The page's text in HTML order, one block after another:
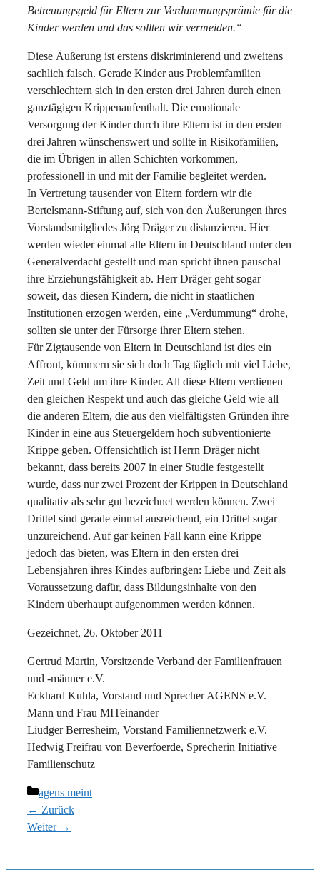
Betreuungsgeld für Eltern zur Verdummungsprämie für die
Kinder werden und das sollten wir vermeiden.“
Diese Äußerung ist erstens diskriminierend und zweitens
sachlich falsch. Gerade Kinder aus Problemfamilien
verschlechtern sich in den ersten drei Jahren durch einen
ganztägigen Krippenaufenthalt. Die emotionale
Versorgung der Kinder durch ihre Eltern ist in den ersten
drei Jahren wünschenswert und sollte in Risikofamilien,
die im Übrigen in allen Schichten vorkommen,
professionell in und mit der Familie begleitet werden.
In Vertretung tausender von Eltern fordern wir die
Bertelsmann-Stiftung auf, sich von den Äußerungen ihres
Vorstandsmitgliedes Jörg Dräger zu distanzieren. Hier
werden wieder einmal alle Eltern in Deutschland unter den
Generalverdacht gestellt und man spricht ihnen pauschal
ihre Erziehungsfähigkeit ab. Herr Dräger geht sogar
soweit, das diesen Kindern, die nicht in staatlichen
Institutionen erzogen werden, eine „Verdummung“ drohe,
sollten sie unter der Fürsorge ihrer Eltern stehen.
Für Zigtausende von Eltern in Deutschland ist dies ein
Affront, kümmern sie sich doch Tag täglich mit viel Liebe,
Zeit und Geld um ihre Kinder. All diese Eltern verdienen
den gleichen Respekt und auch das gleiche Geld wie all
die anderen Eltern, die aus den vielfältigsten Gründen ihre
Kinder in eine aus Steuergeldern hoch subventionierte
Krippe geben. Offensichtlich ist Herrn Dräger nicht
bekannt, dass bereits 2007 in einer Studie festgestellt
wurde, dass nur zwei Prozent der Krippen in Deutschland
qualitativ als sehr gut bezeichnet werden können. Zwei
Drittel sind gerade einmal ausreichend, ein Drittel sogar
unzureichend. Auf gar keinen Fall kann eine Krippe
jedoch das bieten, was Eltern in den ersten drei
Lebensjahren ihres Kindes aufbringen: Liebe und Zeit als
Voraussetzung dafür, dass Bildungsinhalte von den
Kindern überhaupt aufgenommen werden können.
Gezeichnet, 26. Oktober 2011
Gertrud Martin, Vorsitzende Verband der Familienfrauen
und -männer e.V.
Eckhard Kuhla, Vorstand und Sprecher AGENS e.V. –
Mann und Frau MITeinander
Liudger Berresheim, Vorstand Familiennetzwerk e.V.
Hedwig Freifrau von Beverfoerde, Sprecherin Initiative
Familienschutz
Kategorien
agens meint
← Zurück
Weiter →